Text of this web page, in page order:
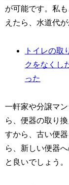
が可能です。私
えたら、水道代
トイレの取
クをなくし
った
一軒家や分譲マ
ら、便器の取り
すから、古い便
ら、新しい便器
と良いでしょう。